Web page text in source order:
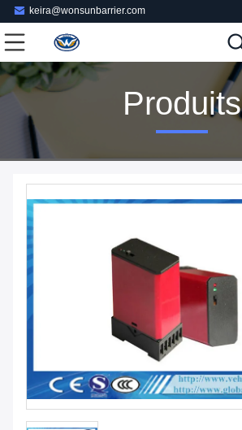
keira@wonsunbarrier.com
Produits